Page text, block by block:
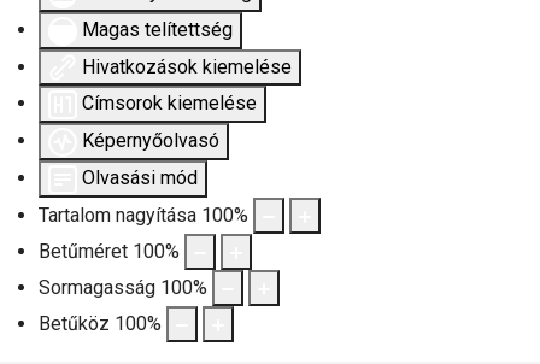
Magas telítettség
Hivatkozások kiemelése
Címsorok kiemelése
Képernyőolvasó
Olvasási mód
Tartalom nagyítása 100%
Betűméret 100%
Sormagasság 100%
Betűköz 100%